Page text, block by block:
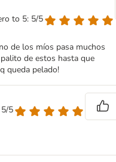
to 5: 5/5
de los míos pasa muchos
de estos hasta que
queda pelado!
5